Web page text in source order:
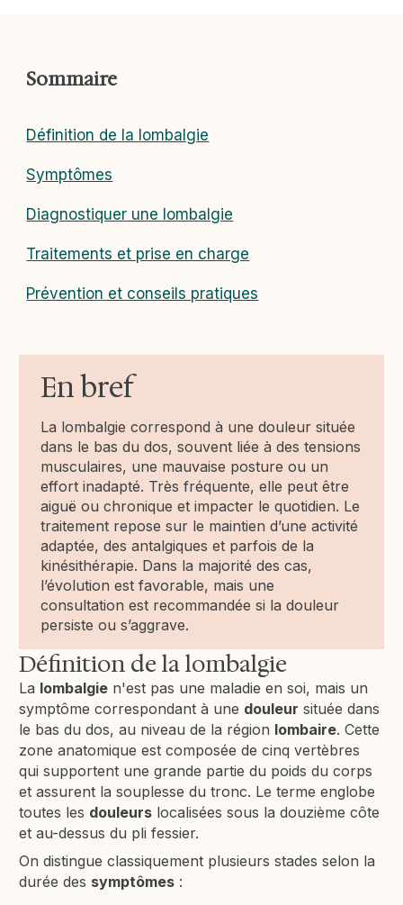
En bref
La lombalgie correspond à une douleur située
dans le bas du dos, souvent liée à des tensions
musculaires, une mauvaise posture ou un
effort inadapté. Très fréquente, elle peut être
aiguë ou chronique et impacter le quotidien. Le
traitement repose sur le maintien d’une activité
adaptée, des antalgiques et parfois de la
kinésithérapie. Dans la majorité des cas,
l’évolution est favorable, mais une
consultation est recommandée si la douleur
persiste ou s’aggrave.
Définition de la lombalgie
La lombalgie n'est pas une maladie en soi, mais un
symptôme correspondant à une douleur située dans
le bas du dos, au niveau de la région lombaire. Cette
zone anatomique est composée de cinq vertèbres
qui supportent une grande partie du poids du corps
et assurent la souplesse du tronc. Le terme englobe
toutes les douleurs localisées sous la douzième côte
et au-dessus du pli fessier.
On distingue classiquement plusieurs stades selon la
durée des symptômes :
Sommaire
Définition de la lombalgie
Symptômes
Diagnostiquer une lombalgie
Traitements et prise en charge
Prévention et conseils pratiques